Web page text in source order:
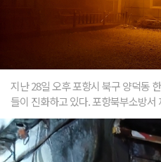
지난 28일 오후 포항시 북구 양덕동
들이 진화하고 있다. 포항북부소방서